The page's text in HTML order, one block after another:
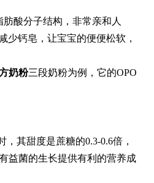
酸分子结构，非常亲和人
少钙皂，让宝宝的便便松软，
奶粉三段奶粉为例，它的OPO
其甜度是蔗糖的0.3-0.6倍，
益菌的生长提供有利的营养成